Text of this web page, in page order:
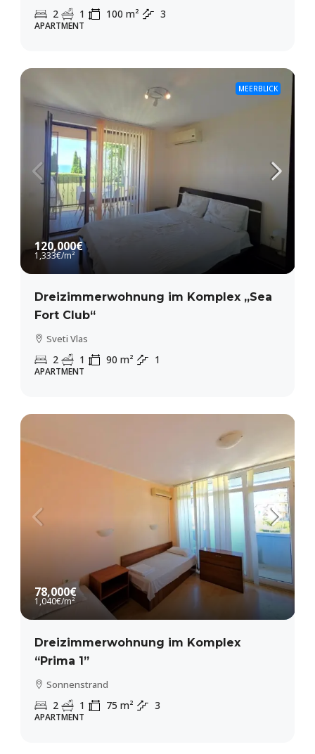
2 1 100 m² 3
APARTMENT
MEERBLICK
120,000€
1,333€/m²
Dreizimmerwohnung im Komplex „Sea
Fort Club“
Sveti Vlas
2 1 90 m² 1
APARTMENT
78,000€
1,040€/m²
Dreizimmerwohnung im Komplex
“Prima 1”
Sonnenstrand
2 1 75 m² 3
APARTMENT